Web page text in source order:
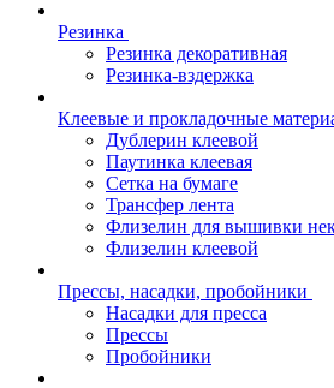
Резинка
Резинка декоративная
Резинка-вздержка
Клеевые и прокладочные
Дублерин клеевой
Паутинка клеевая
Сетка на бумаге
Трансфер лента
Флизелин для вышивки
Флизелин клеевой
Прессы, насадки, пробойники
Насадки для пресса
Прессы
Пробойники